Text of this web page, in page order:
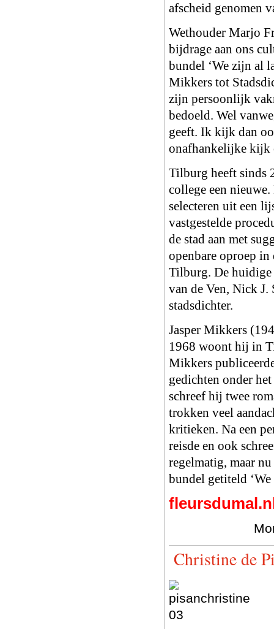
afscheid genomen
Wethouder Marjo
bijdrage aan ons
bundel ‘We zijn al
Mikkers tot
zijn persoonlijk
bedoeld. Wel
geeft. Ik kijk dan
onafhankelijke kijk
Tilburg heeft sinds
college een
selecteren uit een
vastgestelde
de stad aan met
openbare oproep in
Tilburg. De huidige
van de Ven, Nick J.
stadsdichter.
Jasper Mikkers
1968 woont hij in
Mikkers
gedichten onder
schreef hij twee
trokken veel
kritieken. Na een
reisde en ook
regelmatig, maar
bundel getiteld
Christine de